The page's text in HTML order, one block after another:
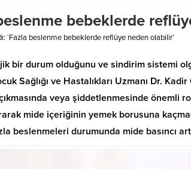
bebeklerde
‘Fazla beslenme bebeklerde reflüye neden olabilir’
bir durum olduğunu ve sindirim sistemi
Sağlığı ve Hastalıkları Uzmanı Dr.
veya şiddetlenmesinde önemli
mide içeriğinin yemek borusuna
beslenmeleri durumunda mide basıncı